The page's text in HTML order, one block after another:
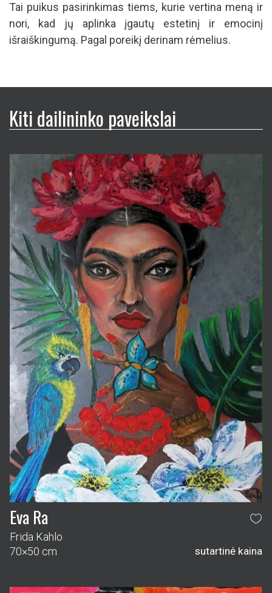
Tai puikus pasirinkimas tiems, kurie vertina meną ir
nori, kad jų aplinka įgautų estetinį ir emocinį
išraiškingumą. Pagal poreikį derinam rėmelius.
Kiti dailininko paveikslai
Eva Ra
Frida Kahlo
70×50 cm
sutartinė kaina